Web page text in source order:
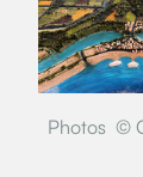
Photos ©